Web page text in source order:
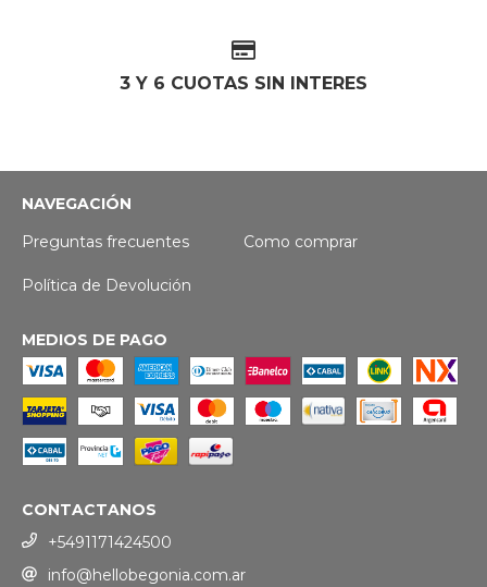
3 Y 6 CUOTAS SIN INTERES
NAVEGACIÓN
Preguntas frecuentes
Como comprar
Política de Devolución
MEDIOS DE PAGO
CONTACTANOS
+5491171424500
info@hellobegonia.com.ar